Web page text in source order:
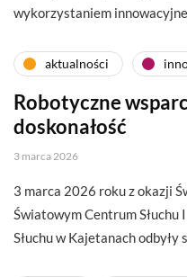
wykorzystaniem
aktualności
Robotyczne
doskonałość
3 marca 2026
3 marca 2026 roku z okazji
Światowym Centrum
Słuchu w Kajetanach odbyły